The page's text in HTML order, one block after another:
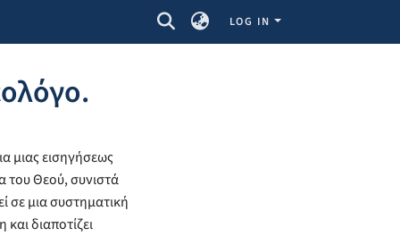
LOG IN
μιας εισηγήσεως
του Θεού, συνιστά
σε μια συστηματική
διαποτίζει